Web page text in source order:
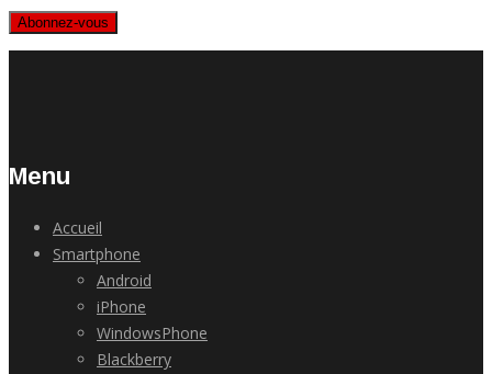
Abonnez-vous
Menu
Accueil
Smartphone
Android
iPhone
WindowsPhone
Blackberry